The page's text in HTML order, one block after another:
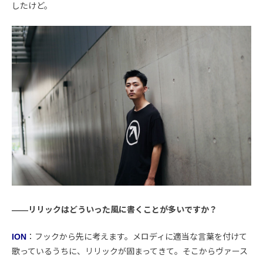
したけど。
――リリックはどういった風に書くことが多いですか？
ION ：フックから先に考えます。メロディに適当な言葉を付けて
歌っているうちに、リリックが固まってきて。そこからヴァース